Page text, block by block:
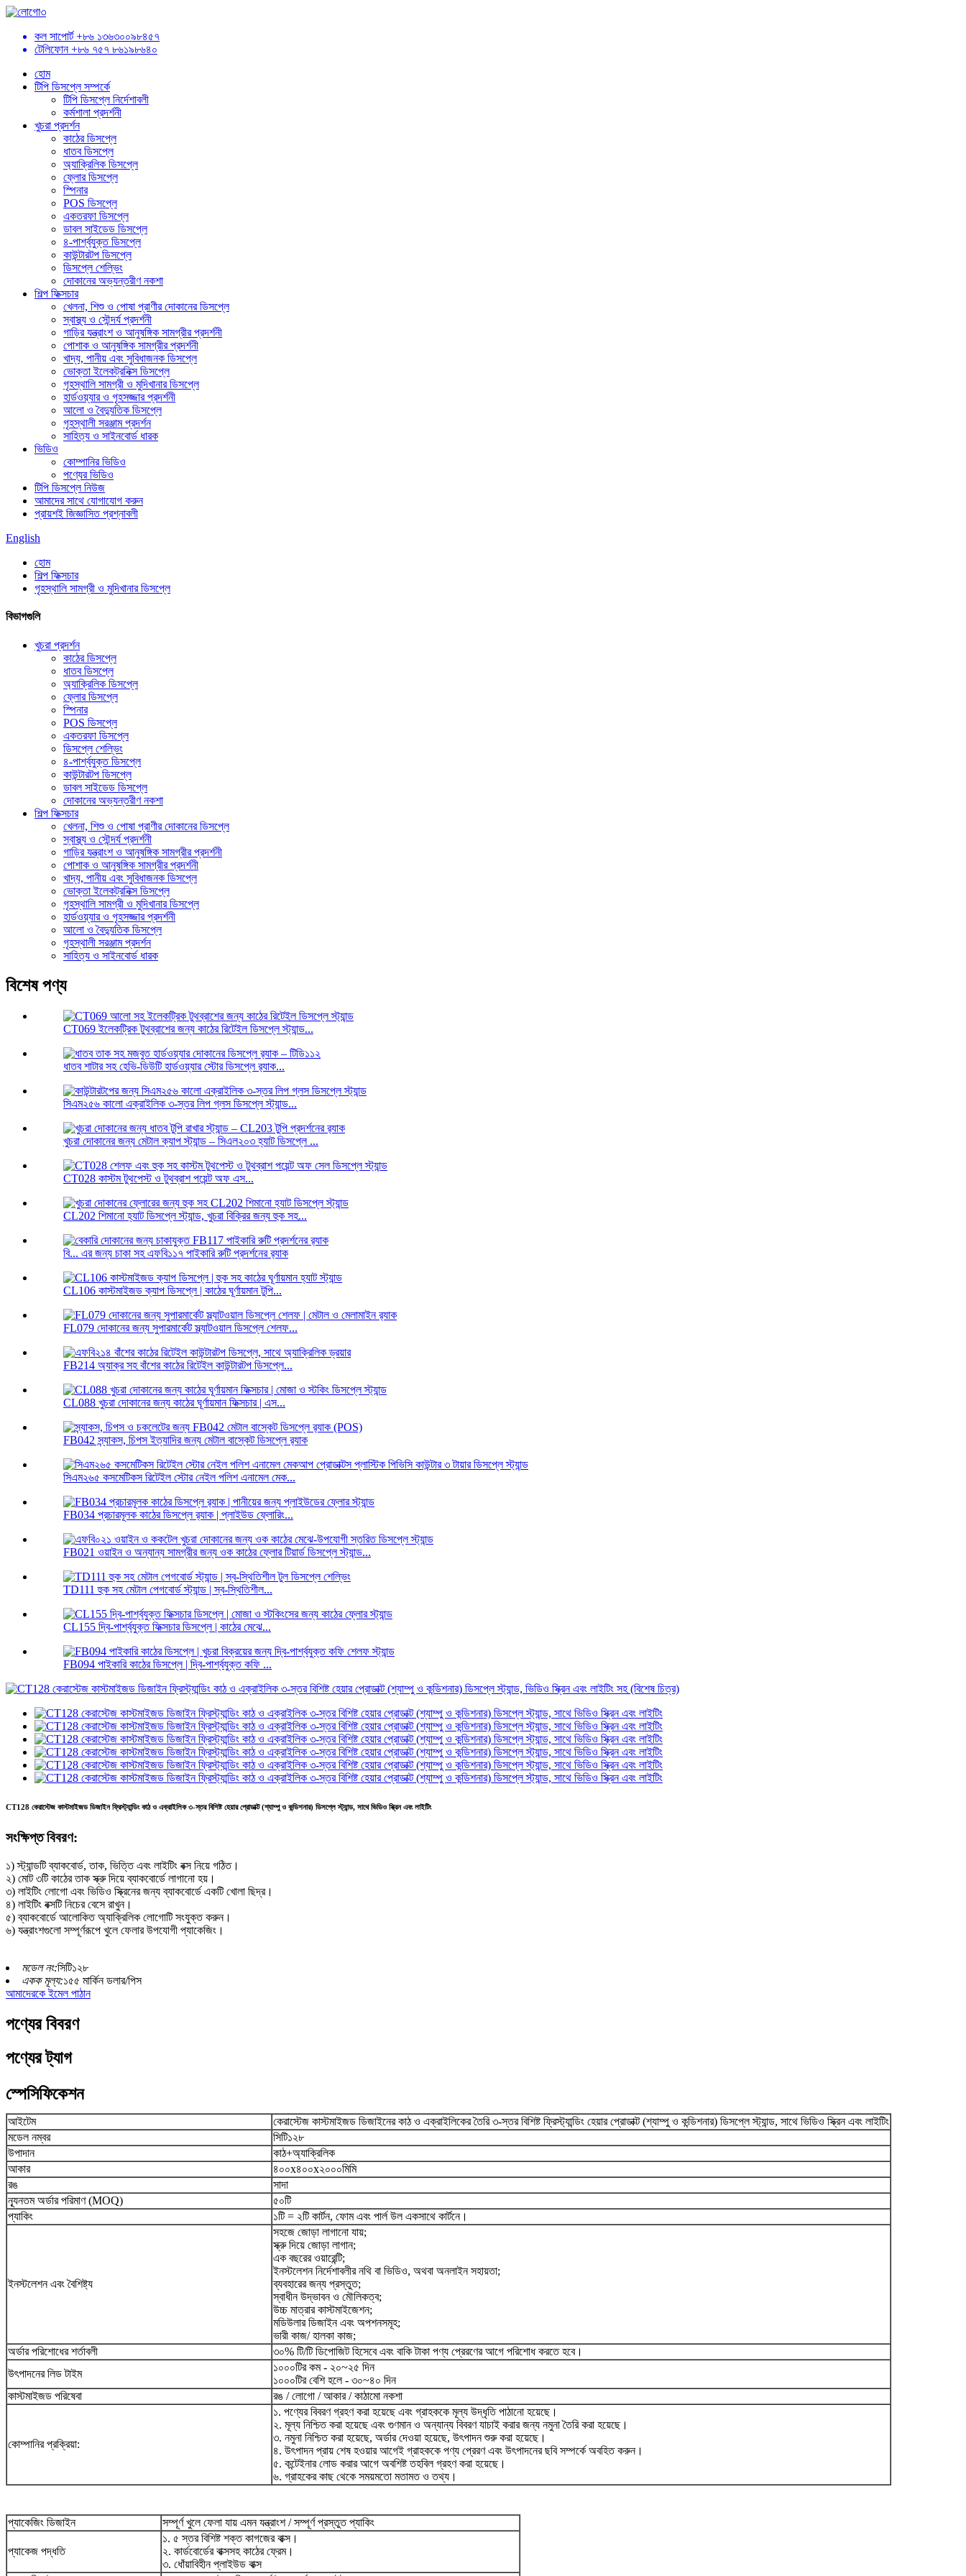
কল সাপোর্ট +৮৬ ১৩৬৩০০৯৮৪৫৭
টেলিফোন +৮৬ ৭৫৭ ৮৬১৯৮৬৪০
হোম
টিপি ডিসপ্লে সম্পর্কে
টিপি ডিসপ্লে নির্দেশাবলী
কর্মশালা প্রদর্শনী
খুচরা প্রদর্শন
কাঠের ডিসপ্লে
ধাতব ডিসপ্লে
অ্যাক্রিলিক ডিসপ্লে
ফ্লোর ডিসপ্লে
স্পিনার
POS ডিসপ্লে
একতরফা ডিসপ্লে
ডাবল সাইডেড ডিসপ্লে
৪-পার্শ্বযুক্ত ডিসপ্লে
কাউন্টারটপ ডিসপ্লে
ডিসপ্লে শেল্ভিং
দোকানের অভ্যন্তরীণ নকশা
শিল্প ফিক্সচার
খেলনা, শিশু ও পোষা প্রাণীর দোকানের ডিসপ্লে
স্বাস্থ্য ও সৌন্দর্য প্রদর্শনী
গাড়ির যন্ত্রাংশ ও আনুষঙ্গিক সামগ্রীর প্রদর্শনী
পোশাক ও আনুষঙ্গিক সামগ্রীর প্রদর্শনী
খাদ্য, পানীয় এবং সুবিধাজনক ডিসপ্লে
ভোক্তা ইলেকট্রনিক্স ডিসপ্লে
গৃহস্থালি সামগ্রী ও মুদিখানার ডিসপ্লে
হার্ডওয়্যার ও গৃহসজ্জার প্রদর্শনী
আলো ও বৈদ্যুতিক ডিসপ্লে
গৃহস্থালী সরঞ্জাম প্রদর্শন
সাহিত্য ও সাইনবোর্ড ধারক
ভিডিও
কোম্পানির ভিডিও
পণ্যের ভিডিও
টিপি ডিসপ্লে নিউজ
আমাদের সাথে যোগাযোগ করুন
প্রায়শই জিজ্ঞাসিত প্রশ্নাবলী
English
হোম
শিল্প ফিক্সচার
গৃহস্থালি সামগ্রী ও মুদিখানার ডিসপ্লে
বিভাগগুলি
খুচরা প্রদর্শন
কাঠের ডিসপ্লে
ধাতব ডিসপ্লে
অ্যাক্রিলিক ডিসপ্লে
ফ্লোর ডিসপ্লে
স্পিনার
POS ডিসপ্লে
একতরফা ডিসপ্লে
ডিসপ্লে শেল্ভিং
৪-পার্শ্বযুক্ত ডিসপ্লে
কাউন্টারটপ ডিসপ্লে
ডাবল সাইডেড ডিসপ্লে
দোকানের অভ্যন্তরীণ নকশা
শিল্প ফিক্সচার
খেলনা, শিশু ও পোষা প্রাণীর দোকানের ডিসপ্লে
স্বাস্থ্য ও সৌন্দর্য প্রদর্শনী
গাড়ির যন্ত্রাংশ ও আনুষঙ্গিক সামগ্রীর প্রদর্শনী
পোশাক ও আনুষঙ্গিক সামগ্রীর প্রদর্শনী
খাদ্য, পানীয় এবং সুবিধাজনক ডিসপ্লে
ভোক্তা ইলেকট্রনিক্স ডিসপ্লে
গৃহস্থালি সামগ্রী ও মুদিখানার ডিসপ্লে
হার্ডওয়্যার ও গৃহসজ্জার প্রদর্শনী
আলো ও বৈদ্যুতিক ডিসপ্লে
গৃহস্থালী সরঞ্জাম প্রদর্শন
সাহিত্য ও সাইনবোর্ড ধারক
বিশেষ পণ্য
CT069 ইলেকট্রিক টুথব্রাশের জন্য কাঠের রিটেইল ডিসপ্লে স্ট্যান্ড...
ধাতব শাটার সহ হেভি-ডিউটি ​​হার্ডওয়্যার স্টোর ডিসপ্লে র‍্যাক...
সিএম২৫৬ কালো এক্রাইলিক ৩-স্তর লিপ গ্লস ডিসপ্লে স্ট্যান্ড...
খুচরা দোকানের জন্য মেটাল ক্যাপ স্ট্যান্ড – সিএল২০৩ হ্যাট ডিসপ্লে ...
CT028 কাস্টম টুথপেস্ট ও টুথব্রাশ পয়েন্ট অফ এস...
CL202 শিমানো হ্যাট ডিসপ্লে স্ট্যান্ড, খুচরা বিক্রির জন্য হুক সহ...
বি... এর জন্য চাকা সহ এফবি১১৭ পাইকারি রুটি প্রদর্শনের র‍্যাক
CL106 কাস্টমাইজড ক্যাপ ডিসপ্লে | কাঠের ঘূর্ণায়মান টুপি...
FL079 দোকানের জন্য সুপারমার্কেট স্ল্যাটওয়াল ডিসপ্লে শেলফ...
FB214 অ্যাক্র সহ বাঁশের কাঠের রিটেইল কাউন্টারটপ ডিসপ্লে...
CL088 খুচরা দোকানের জন্য কাঠের ঘূর্ণায়মান ফিক্সচার | এস...
FB042 স্ন্যাকস, চিপস ইত্যাদির জন্য মেটাল বাস্কেট ডিসপ্লে র‍্যাক
সিএম২৬৫ কসমেটিকস রিটেইল স্টোর নেইল পলিশ এনামেল মেক...
FB034 প্রচারমূলক কাঠের ডিসপ্লে র‍্যাক | প্লাইউড ফ্লোরিং...
FB021 ওয়াইন ও অন্যান্য সামগ্রীর জন্য ওক কাঠের ফ্লোর টিয়ার্ড ডিসপ্লে স্ট্যান্ড...
TD111 হুক সহ মেটাল পেগবোর্ড স্ট্যান্ড | স্ব-স্থিতিশীল...
CL155 দ্বি-পার্শ্বযুক্ত ফিক্সচার ডিসপ্লে | কাঠের মেঝে...
FB094 পাইকারি কাঠের ডিসপ্লে | দ্বি-পার্শ্বযুক্ত কফি ...
CT128 কেরাস্টেজ কাস্টমাইজড ডিজাইন ফ্রিস্ট্যান্ডিং কাঠ ও এক্রাইলিক ৩-স্তর বিশিষ্ট হেয়ার প্রোডাক্ট (শ্যাম্পু ও কন্ডিশনার) ডিসপ্লে স্ট্যান্ড, সাথে ভিডিও স্ক্রিন এবং লাইটিং
সংক্ষিপ্ত বিবরণ:
১) স্ট্যান্ডটি ব্যাকবোর্ড, তাক, ভিত্তি এবং লাইটিং বক্স নিয়ে গঠিত।
২) মোট ৩টি কাঠের তাক স্ক্রু দিয়ে ব্যাকবোর্ডে লাগানো হয়।
৩) লাইটিং লোগো এবং ভিডিও স্ক্রিনের জন্য ব্যাকবোর্ডে একটি খোলা ছিদ্র।
৪) লাইটিং বক্সটি নিচের বেসে রাখুন।
৫) ব্যাকবোর্ডে আলোকিত অ্যাক্রিলিক লোগোটি সংযুক্ত করুন।
৬) যন্ত্রাংশগুলো সম্পূর্ণরূপে খুলে ফেলার উপযোগী প্যাকেজিং।
মডেল নং:সিটি১২৮
একক মূল্য:১৫৫ মার্কিন ডলার/পিস
আমাদেরকে ইমেল পাঠান
পণ্যের বিবরণ
পণ্যের ট্যাগ
স্পেসিফিকেশন
আইটেম
কেরাস্টেজ কাস্টমাইজড ডিজাইনের কাঠ ও এক্রাইলিকের তৈরি ৩-স্তর বিশিষ্ট ফ্রিস্ট্যান্ডিং হেয়ার প্রোডাক্ট (শ্যাম্পু ও কন্ডিশনার) ডিসপ্লে স্ট্যান্ড, সাথে ভিডিও স্ক্রিন এবং লাইটিং
মডেল নম্বর
সিটি১২৮
উপাদান
কাঠ+অ্যাক্রিলিক
আকার
৪০০x৪০০x২০০০মিমি
রঙ
সাদা
ন্যূনতম অর্ডার পরিমাণ (MOQ)
৫০টি
প্যাকিং
১টি = ২টি কার্টন, ফোম এবং পার্ল উল একসাথে কার্টনে।
ইনস্টলেশন এবং বৈশিষ্ট্য
সহজে জোড়া লাগানো যায়;
স্ক্রু দিয়ে জোড়া লাগান;
এক বছরের ওয়ারেন্টি;
ইনস্টলেশন নির্দেশাবলীর নথি বা ভিডিও, অথবা অনলাইন সহায়তা;
ব্যবহারের জন্য প্রস্তুত;
স্বাধীন উদ্ভাবন ও মৌলিকত্ব;
উচ্চ মাত্রার কাস্টমাইজেশন;
মডিউলার ডিজাইন এবং অপশনসমূহ;
ভারী কাজ/ হালকা কাজ;
অর্ডার পরিশোধের শর্তাবলী
৩০% টি/টি ডিপোজিট হিসেবে এবং বাকি টাকা পণ্য প্রেরণের আগে পরিশোধ করতে হবে।
উৎপাদনের লিড টাইম
১০০০টির কম - ২০~২৫ দিন
১০০০টির বেশি হলে - ৩০~৪০ দিন
কাস্টমাইজড পরিষেবা
রঙ / লোগো / আকার / কাঠামো নকশা
কোম্পানির প্রক্রিয়া:
১. পণ্যের বিবরণ গ্রহণ করা হয়েছে এবং গ্রাহককে মূল্য উদ্ধৃতি পাঠানো হয়েছে।
২. মূল্য নিশ্চিত করা হয়েছে এবং গুণমান ও অন্যান্য বিবরণ যাচাই করার জন্য নমুনা তৈরি করা হয়েছে।
৩. নমুনা নিশ্চিত করা হয়েছে, অর্ডার দেওয়া হয়েছে, উৎপাদন শুরু করা হয়েছে।
৪. উৎপাদন প্রায় শেষ হওয়ার আগেই গ্রাহককে পণ্য প্রেরণ এবং উৎপাদনের ছবি সম্পর্কে অবহিত করুন।
৫. কন্টেইনার লোড করার আগে অবশিষ্ট তহবিল গ্রহণ করা হয়েছে।
৬. গ্রাহকের কাছ থেকে সময়মতো মতামত ও তথ্য।
প্যাকেজিং ডিজাইন সম্পূর্ণ খুলে ফেলা যায় এমন যন্ত্রাংশ / সম্পূর্ণ প্রস্তুত প্যাকিং
প্যাকেজ পদ্ধতি
১. ৫ স্তর বিশিষ্ট শক্ত কাগজের বাক্স।
২. কার্ডবোর্ডের বাক্সসহ কাঠের ফ্রেম।
৩. ধোঁয়াবিহীন প্লাইউড বাক্স